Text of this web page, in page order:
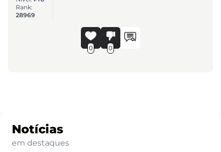
Rank:
28969
0 0
Notícias
em destaques